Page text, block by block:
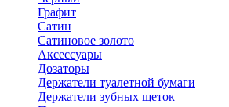
Графит
Сатин
Сатиновое золото
Аксессуары
Дозаторы
Держатели туалетной бумаги
Держатели зубных щеток